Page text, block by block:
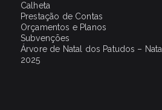
Calheta
Prestação de Contas
Orçamentos e Planos
Subvenções
Árvore de Natal dos Patudos – Natal
2025